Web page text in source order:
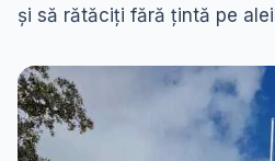
și să rătăciți fără țintă pe